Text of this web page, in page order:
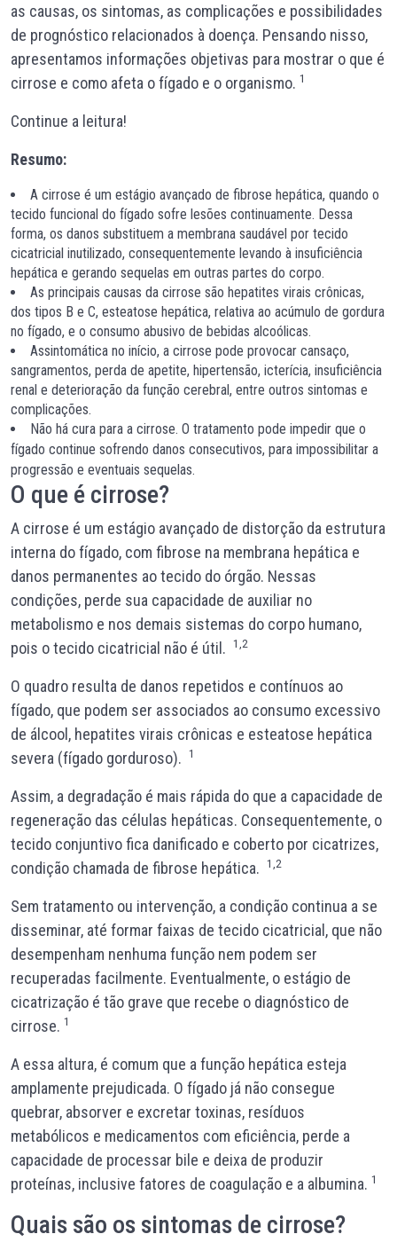
as causas, os sintomas, as complicações e possibilidades
de prognóstico relacionados à doença. Pensando nisso,
apresentamos informações objetivas para mostrar o que é
cirrose e como afeta o fígado e o organismo. 1
Continue a leitura!
Resumo:
A cirrose é um estágio avançado de fibrose hepática, quando o
tecido funcional do fígado sofre lesões continuamente. Dessa
forma, os danos substituem a membrana saudável por tecido
cicatricial inutilizado, consequentemente levando à insuficiência
hepática e gerando sequelas em outras partes do corpo.
As principais causas da cirrose são hepatites virais crônicas,
dos tipos B e C, esteatose hepática, relativa ao acúmulo de gordura
no fígado, e o consumo abusivo de bebidas alcoólicas.
Assintomática no início, a cirrose pode provocar cansaço,
sangramentos, perda de apetite, hipertensão, icterícia, insuficiência
renal e deterioração da função cerebral, entre outros sintomas e
complicações.
Não há cura para a cirrose. O tratamento pode impedir que o
fígado continue sofrendo danos consecutivos, para impossibilitar a
progressão e eventuais sequelas.
O que é cirrose?
A cirrose é um estágio avançado de distorção da estrutura
interna do fígado, com fibrose na membrana hepática e
danos permanentes ao tecido do órgão. Nessas
condições, perde sua capacidade de auxiliar no
metabolismo e nos demais sistemas do corpo humano,
pois o tecido cicatricial não é útil. 1,2
O quadro resulta de danos repetidos e contínuos ao
fígado, que podem ser associados ao consumo excessivo
de álcool, hepatites virais crônicas e esteatose hepática
severa (fígado gorduroso). 1
Assim, a degradação é mais rápida do que a capacidade de
regeneração das células hepáticas. Consequentemente, o
tecido conjuntivo fica danificado e coberto por cicatrizes,
condição chamada de fibrose hepática. 1,2
Sem tratamento ou intervenção, a condição continua a se
disseminar, até formar faixas de tecido cicatricial, que não
desempenham nenhuma função nem podem ser
recuperadas facilmente. Eventualmente, o estágio de
cicatrização é tão grave que recebe o diagnóstico de
cirrose. 1
A essa altura, é comum que a função hepática esteja
amplamente prejudicada. O fígado já não consegue
quebrar, absorver e excretar toxinas, resíduos
metabólicos e medicamentos com eficiência, perde a
capacidade de processar bile e deixa de produzir
proteínas, inclusive fatores de coagulação e a albumina. 1
Quais são os sintomas de cirrose?